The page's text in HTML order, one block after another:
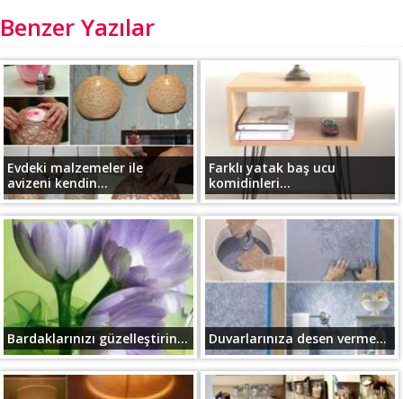
Benzer Yazılar
Evdeki malzemeler ile
avizeni kendin...
Farklı yatak baş ucu
komidinleri...
Bardaklarınızı güzelleştirin... Duvarlarınıza desen verme...